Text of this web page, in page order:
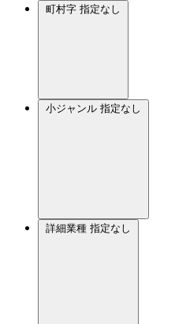
町村字 指定なし
小ジャンル 指定なし
詳細業種 指定なし